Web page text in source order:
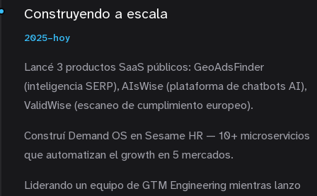
Construyendo a escala
2025–hoy
Lancé 3 productos SaaS públicos: GeoAdsFinder
(inteligencia SERP), AIsWise (plataforma de chatbots AI),
ValidWise (escaneo de cumplimiento europeo).
Construí Demand OS en Sesame HR — 10+ microservicios
que automatizan el growth en 5 mercados.
Liderando un equipo de GTM Engineering mientras lanzo